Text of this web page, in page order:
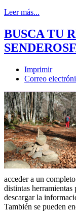
Leer más...
BUSCA TU
Imprimir
Correo
acceder a un
distintas
descargar la
También se pueden